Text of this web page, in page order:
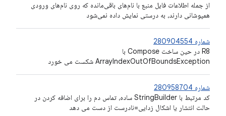
از جمله اطلاعات فایل منبع با نام‌های باقی‌مانده که روی نام‌های ورودی
همپوشانی دارند، به درستی نمایش داده نمی‌شود
شماره 280904554
R8 در حین ساخت Compose با
ArrayIndexOutOfBoundsException شکست می خورد
شماره 280958704
کد مرتبط با StringBuilder ساده، تماس دم را برای اضافه کردن در
حالت انتشار یا اشکال زدایی=نادرست از دست می دهد